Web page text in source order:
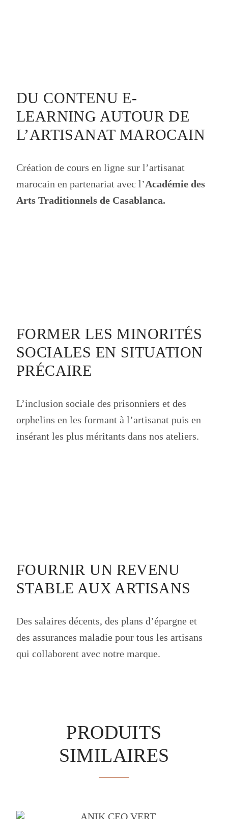
DU CONTENU E-
LEARNING AUTOUR DE
L’ARTISANAT MAROCAIN
Création de cours en ligne sur l’artisanat
marocain en partenariat avec l’Académie des
Arts Traditionnels de Casablanca.
FORMER LES MINORITÉS
SOCIALES EN SITUATION
PRÉCAIRE
L’inclusion sociale des prisonniers et des
orphelins en les formant à l’artisanat puis en
insérant les plus méritants dans nos ateliers.
FOURNIR UN REVENU
STABLE AUX ARTISANS
Des salaires décents, des plans d’épargne et
des assurances maladie pour tous les artisans
qui collaborent avec notre marque.
PRODUITS
SIMILAIRES